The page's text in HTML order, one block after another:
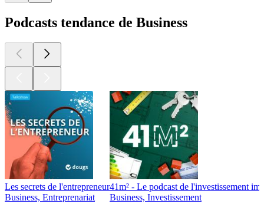
Podcasts tendance de Business
Les secrets de l'entrepreneur
Business, Entreprenariat
41m² - Le podcast de l'investissement
Business, Investissement